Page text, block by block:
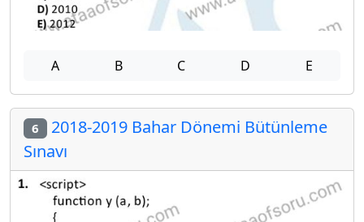
A B C D E
6 2018-2019 Bahar Dönemi Bütünleme
Sınavı